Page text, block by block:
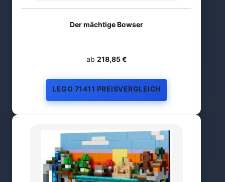
Der mächtige Bowser
ab 218,85 €
LEGO 71411 PREISVERGLEICH